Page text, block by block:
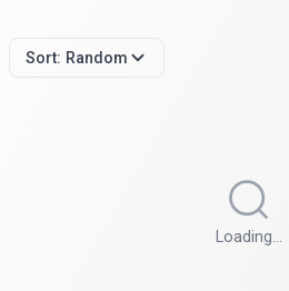
Sort: Random
Loading…